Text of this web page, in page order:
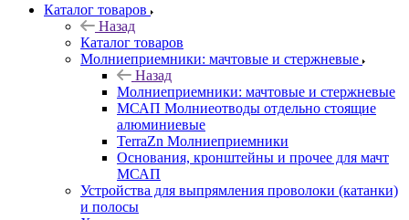
Каталог товаров
Назад
Каталог товаров
Молниеприемники: мачтовые и стержневые
Назад
Молниеприемники: мачтовые и стержневые
МСАП Молниеотводы отдельно стоящие
алюминиевые
TerraZn Молниеприемники
Основания, кронштейны и прочее для мачт
МСАП
Устройства для выпрямления проволоки (катанки)
и полосы